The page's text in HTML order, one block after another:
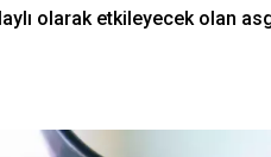
olarak etkileyecek olan